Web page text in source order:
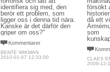
identifiera sig med, den
berör ett problem, som
ligger oss i denna tid nära.
Kanske är det därför den
griper om oss?"
Kommentarer
BENTE WIKMAN
2010-01-07 12:33:00
försökt
då ett
som
CLAES
2009-12-